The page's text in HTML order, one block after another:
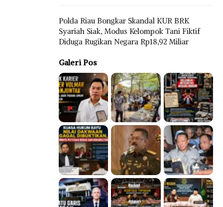
Polda Riau Bongkar Skandal KUR BRK
Syariah Siak, Modus Kelompok Tani Fiktif
Diduga Rugikan Negara Rp18,92 Miliar
Galeri Pos